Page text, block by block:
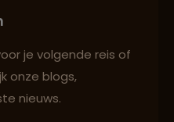
reisadvies
je volgende reis of
onze blogs,
nieuws.